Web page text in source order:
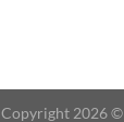
Copyright 2026 ©